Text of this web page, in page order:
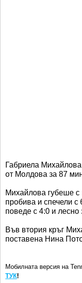
Габриела
от Молдова за 87
Михайлова губеше с
пробива и спечели с
поведе с 4:0 и лесно
Във втория кръг
поставена Нина
Мобилната версия на
ТУК!